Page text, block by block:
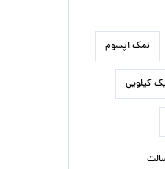
نمک اپسوم
کیلویی